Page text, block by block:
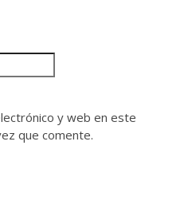
y web en este
que comente.